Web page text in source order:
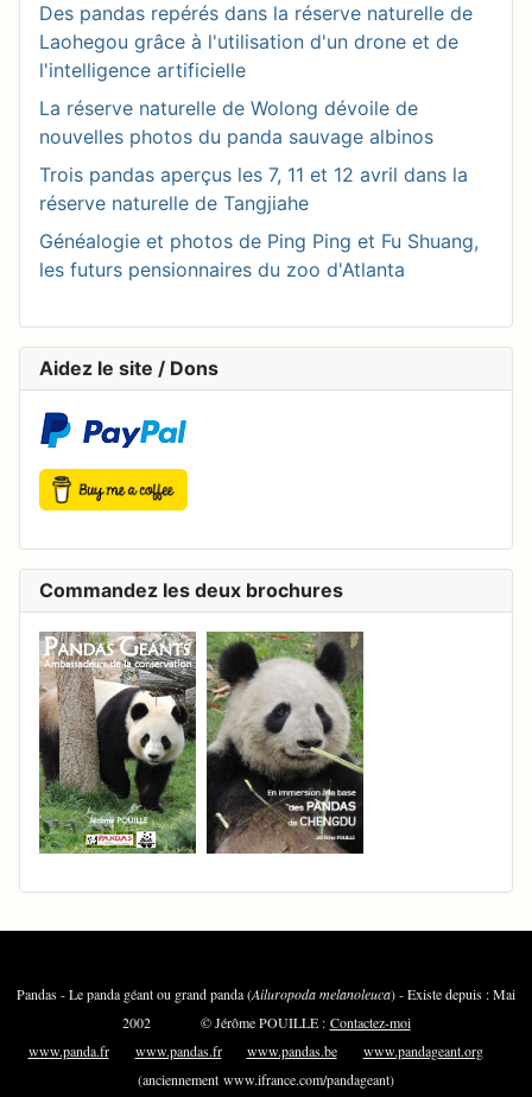
Des pandas repérés dans la réserve naturelle de
Laohegou grâce à l'utilisation d'un drone et de
l'intelligence artificielle
La réserve naturelle de Wolong dévoile de
nouvelles photos du panda sauvage albinos
Trois pandas aperçus les 7, 11 et 12 avril dans la
réserve naturelle de Tangjiahe
Généalogie et photos de Ping Ping et Fu Shuang,
les futurs pensionnaires du zoo d'Atlanta
Aidez le site / Dons
Commandez les deux brochures
Pandas - Le panda géant ou grand panda (Ailuropoda melanoleuca) - Existe depuis : Mai
2002 © Jérôme POUILLE : Contactez-moi
www.panda.fr
www.pandas.fr www.pandas.be
www.pandageant.org
(anciennement www.ifrance.com/pandageant)